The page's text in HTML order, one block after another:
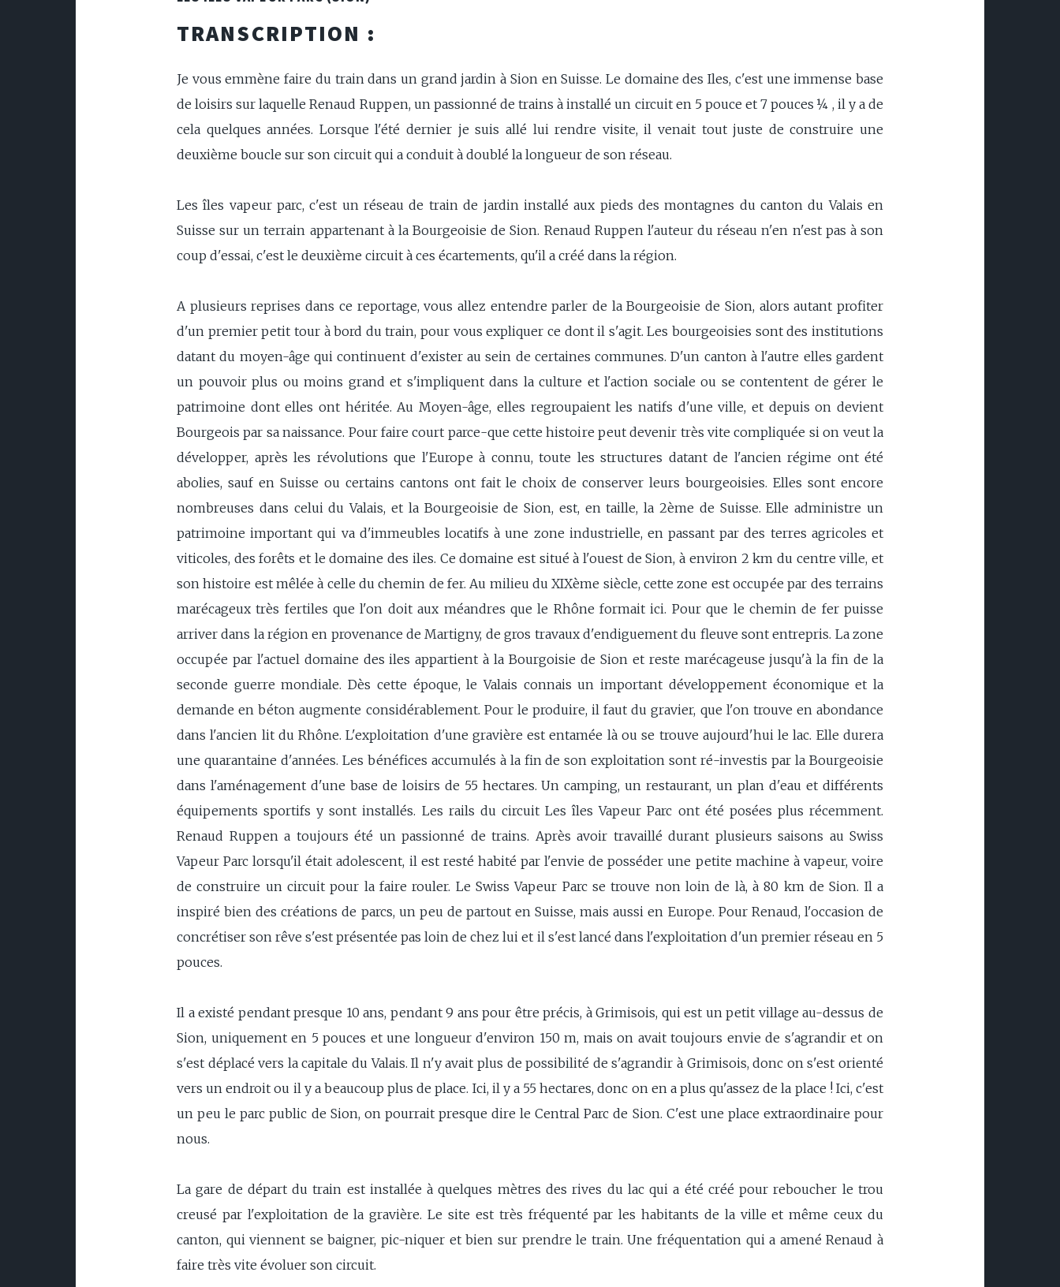
TRANSCRIPTION :
Je vous emmène faire du train dans un grand jardin à Sion en Suisse. Le domaine des Iles, c'est une immense base
de loisirs sur laquelle Renaud Ruppen, un passionné de trains à installé un circuit en 5 pouce et 7 pouces ¼ , il y a de
cela quelques années. Lorsque l'été dernier je suis allé lui rendre visite, il venait tout juste de construire une
deuxième boucle sur son circuit qui a conduit à doublé la longueur de son réseau.
Les îles vapeur parc, c'est un réseau de train de jardin installé aux pieds des montagnes du canton du Valais en
Suisse sur un terrain appartenant à la Bourgeoisie de Sion. Renaud Ruppen l'auteur du réseau n'en n'est pas à son
coup d'essai, c'est le deuxième circuit à ces écartements, qu'il a créé dans la région.
A plusieurs reprises dans ce reportage, vous allez entendre parler de la Bourgeoisie de Sion, alors autant profiter
d'un premier petit tour à bord du train, pour vous expliquer ce dont il s'agit. Les bourgeoisies sont des institutions
datant du moyen-âge qui continuent d'exister au sein de certaines communes. D'un canton à l'autre elles gardent
un pouvoir plus ou moins grand et s'impliquent dans la culture et l'action sociale ou se contentent de gérer le
patrimoine dont elles ont héritée. Au Moyen-âge, elles regroupaient les natifs d'une ville, et depuis on devient
Bourgeois par sa naissance. Pour faire court parce-que cette histoire peut devenir très vite compliquée si on veut la
développer, après les révolutions que l'Europe à connu, toute les structures datant de l'ancien régime ont été
abolies, sauf en Suisse ou certains cantons ont fait le choix de conserver leurs bourgeoisies. Elles sont encore
nombreuses dans celui du Valais, et la Bourgeoisie de Sion, est, en taille, la 2ème de Suisse. Elle administre un
patrimoine important qui va d'immeubles locatifs à une zone industrielle, en passant par des terres agricoles et
viticoles, des forêts et le domaine des iles. Ce domaine est situé à l'ouest de Sion, à environ 2 km du centre ville, et
son histoire est mêlée à celle du chemin de fer. Au milieu du XIXème siècle, cette zone est occupée par des terrains
marécageux très fertiles que l'on doit aux méandres que le Rhône formait ici. Pour que le chemin de fer puisse
arriver dans la région en provenance de Martigny, de gros travaux d'endiguement du fleuve sont entrepris. La zone
occupée par l'actuel domaine des iles appartient à la Bourgoisie de Sion et reste marécageuse jusqu'à la fin de la
seconde guerre mondiale. Dès cette époque, le Valais connais un important développement économique et la
demande en béton augmente considérablement. Pour le produire, il faut du gravier, que l'on trouve en abondance
dans l'ancien lit du Rhône. L'exploitation d'une gravière est entamée là ou se trouve aujourd'hui le lac. Elle durera
une quarantaine d'années. Les bénéfices accumulés à la fin de son exploitation sont ré-investis par la Bourgeoisie
dans l'aménagement d'une base de loisirs de 55 hectares. Un camping, un restaurant, un plan d'eau et différents
équipements sportifs y sont installés. Les rails du circuit Les îles Vapeur Parc ont été posées plus récemment.
Renaud Ruppen a toujours été un passionné de trains. Après avoir travaillé durant plusieurs saisons au Swiss
Vapeur Parc lorsqu'il était adolescent, il est resté habité par l'envie de posséder une petite machine à vapeur, voire
de construire un circuit pour la faire rouler. Le Swiss Vapeur Parc se trouve non loin de là, à 80 km de Sion. Il a
inspiré bien des créations de parcs, un peu de partout en Suisse, mais aussi en Europe. Pour Renaud, l'occasion de
concrétiser son rêve s'est présentée pas loin de chez lui et il s'est lancé dans l'exploitation d'un premier réseau en 5
pouces.
Il a existé pendant presque 10 ans, pendant 9 ans pour être précis, à Grimisois, qui est un petit village au-dessus de
Sion, uniquement en 5 pouces et une longueur d'environ 150 m, mais on avait toujours envie de s'agrandir et on
s'est déplacé vers la capitale du Valais. Il n'y avait plus de possibilité de s'agrandir à Grimisois, donc on s'est orienté
vers un endroit ou il y a beaucoup plus de place. Ici, il y a 55 hectares, donc on en a plus qu'assez de la place ! Ici, c'est
un peu le parc public de Sion, on pourrait presque dire le Central Parc de Sion. C'est une place extraordinaire pour
nous.
La gare de départ du train est installée à quelques mètres des rives du lac qui a été créé pour reboucher le trou
creusé par l'exploitation de la gravière. Le site est très fréquenté par les habitants de la ville et même ceux du
canton, qui viennent se baigner, pic-niquer et bien sur prendre le train. Une fréquentation qui a amené Renaud à
faire très vite évoluer son circuit.